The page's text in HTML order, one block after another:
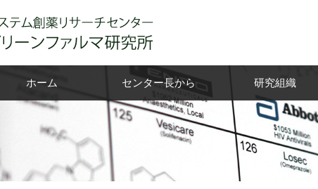
ホーム センター長から 研究組織